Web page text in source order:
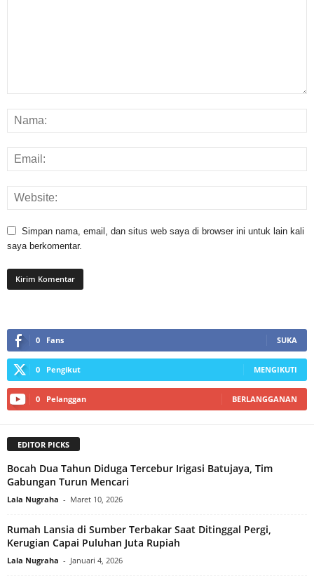
Simpan nama, email, dan situs web saya di browser ini untuk lain kali
saya berkomentar.
0 Fans SUKA
0 Pengikut MENGIKUTI
0 Pelanggan BERLANGGANAN
EDITOR PICKS
Bocah Dua Tahun Diduga Tercebur Irigasi Batujaya, Tim
Gabungan Turun Mencari
Lala Nugraha - Maret 10, 2026
Rumah Lansia di Sumber Terbakar Saat Ditinggal Pergi,
Kerugian Capai Puluhan Juta Rupiah‎
Lala Nugraha - Januari 4, 2026